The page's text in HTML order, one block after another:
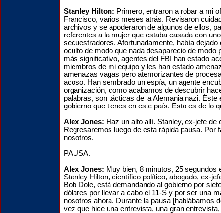
Stanley Hilton: Primero, entraron a robar a mi
Francisco, varios meses atrás. Revisaron
archivos y se apoderaron de algunos de ellos,
referentes a la mujer que estaba casada con
secuestradores. Afortunadamente, había dejado
oculto de modo que nada desapareció de modo
más significativo, agentes del FBI han estado
miembros de mi equipo y les han estado
amenazas vagas pero atemorizantes de
acoso. Han sembrado un espía, un agente
organización, como acabamos de descubrir
palabras, son tácticas de la Alemania nazi. Éste
gobierno que tienes en este país. Esto es de lo
Alex Jones: Haz un alto allí. Stanley, ex-jefe de
Regresaremos luego de esta rápida pausa. Por
nosotros.
PAUSA.
Alex Jones: Muy bien, 8 minutos, 25 segundos
Stanley Hilton, científico político, abogado, ex-
Bob Dole, está demandando al gobierno por
dólares por llevar a cabo el 11-S y por ser una
nosotros ahora. Durante la pausa [hablábamos
vez que hice una entrevista, una gran